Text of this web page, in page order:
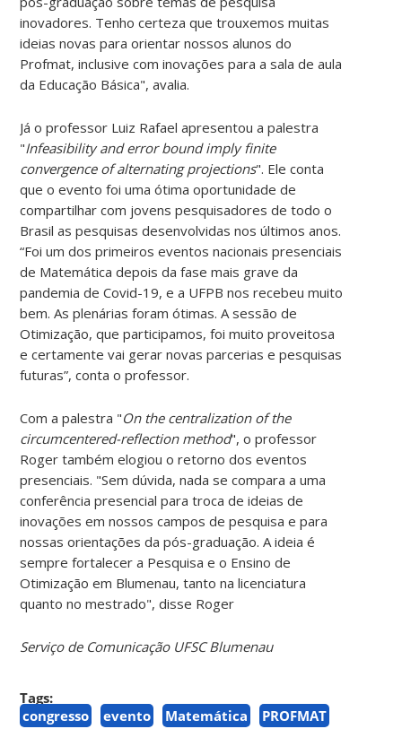
inovadores. Tenho certeza que trouxemos muitas
ideias novas para orientar nossos alunos do
Profmat, inclusive com inovações para a sala de aula
da Educação Básica", avalia.
Já o professor Luiz Rafael apresentou a palestra
"Infeasibility and error bound imply finite
convergence of alternating projections". Ele conta
que o evento foi uma ótima oportunidade de
compartilhar com jovens pesquisadores de todo o
Brasil as pesquisas desenvolvidas nos últimos anos.
“Foi um dos primeiros eventos nacionais presenciais
de Matemática depois da fase mais grave da
pandemia de Covid-19, e a UFPB nos recebeu muito
bem. As plenárias foram ótimas. A sessão de
Otimização, que participamos, foi muito proveitosa
e certamente vai gerar novas parcerias e pesquisas
futuras”, conta o professor.
Com a palestra "On the centralization of the
circumcentered-reflection method", o professor
Roger também elogiou o retorno dos eventos
presenciais. "Sem dúvida, nada se compara a uma
conferência presencial para troca de ideias de
inovações em nossos campos de pesquisa e para
nossas orientações da pós-graduação. A ideia é
sempre fortalecer a Pesquisa e o Ensino de
Otimização em Blumenau, tanto na licenciatura
quanto no mestrado", disse Roger
Serviço de Comunicação UFSC Blumenau
Tags:
congresso
evento Matemática PROFMAT